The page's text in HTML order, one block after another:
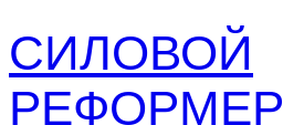
СИЛОВОЙ
РЕФОРМЕР